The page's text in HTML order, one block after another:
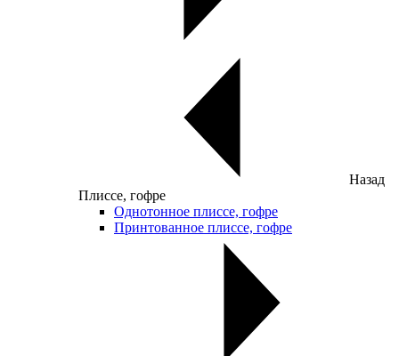
Назад
Плиссе, гофре
Однотонное плиссе, гофре
Принтованное плиссе, гофре